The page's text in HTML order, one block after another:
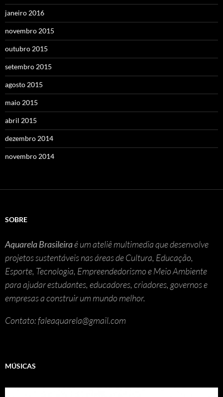
janeiro 2016
novembro 2015
outubro 2015
setembro 2015
agosto 2015
maio 2015
abril 2015
dezembro 2014
novembro 2014
SOBRE
Aquarela Brasileiraé um ateliê multimedia que desenvolve
projetos sustentáveis nas áreas de Cultura, Educação,
Esporte, Tecnologia, Empreendedorismo e Meio Ambiente
para ajudar estudantes, educadores, criadores, governos e
empresas a construir um mundo melhor.
Contato: faleaquarela@gmail.com
MÚSICAS